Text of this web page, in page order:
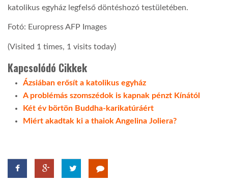
katolikus egyház legfelső döntéshozó testületében.
Fotó: Europress AFP Images
(Visited 1 times, 1 visits today)
Kapcsolódó Cikkek
Ázsiában erősít a katolikus egyház
A problémás szomszédok is kapnak pénzt Kínától
Két év börtön Buddha-karikatúráért
Miért akadtak ki a thaiok Angelina Joliera?